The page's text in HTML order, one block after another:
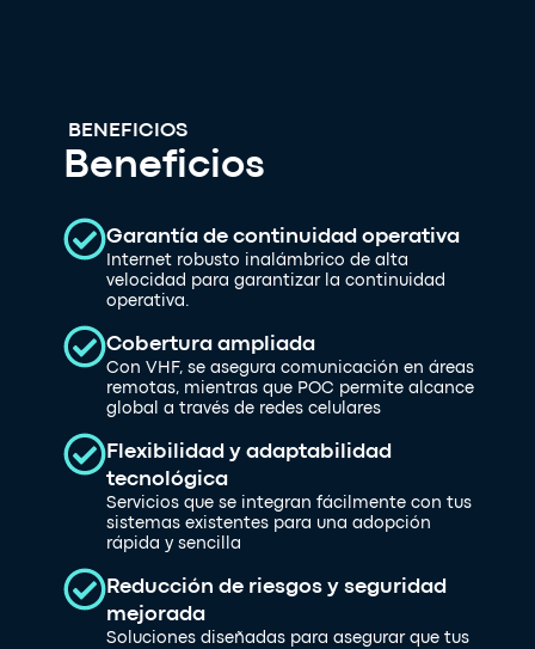
BENEFICIOS
Beneficios
Garantía de continuidad operativa
Internet robusto inalámbrico de alta
velocidad para garantizar la continuidad
operativa.
Cobertura ampliada
Con VHF, se asegura comunicación en áreas
remotas, mientras que POC permite alcance
global a través de redes celulares
Flexibilidad y adaptabilidad
tecnológica
Servicios que se integran fácilmente con tus
sistemas existentes para una adopción
rápida y sencilla
Reducción de riesgos y seguridad
mejorada
Soluciones diseñadas para asegurar que tus